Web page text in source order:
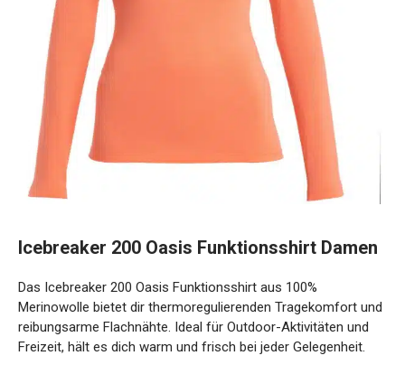
Damen
Das Icebreaker 200 Oasis Funktionsshirt aus 100%
Merinowolle bietet dir thermoregulierenden Tragekomfort
und reibungsarme Flachnähte. Ideal für Outdoor-Aktivitäten
und Freizeit, hält es dich warm und frisch bei jeder